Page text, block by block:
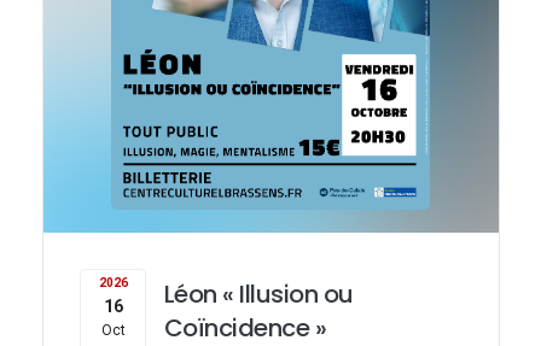
2026
16
Oct
Léon « Illusion ou
Coïncidence »